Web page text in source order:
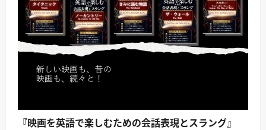
『映画を英語で楽しむための会話表現とスラング』